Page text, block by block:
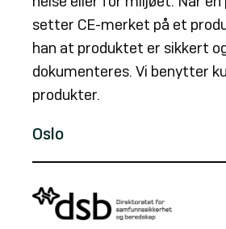
setter CE-merket på et
han at produktet er sikkert
dokumenteres. Vi benytter
produkter.
Oslo